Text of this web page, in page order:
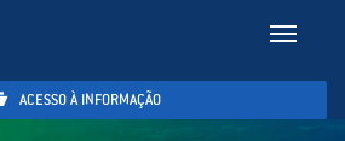
Toggle
ACESSO À INFORMAÇÃO